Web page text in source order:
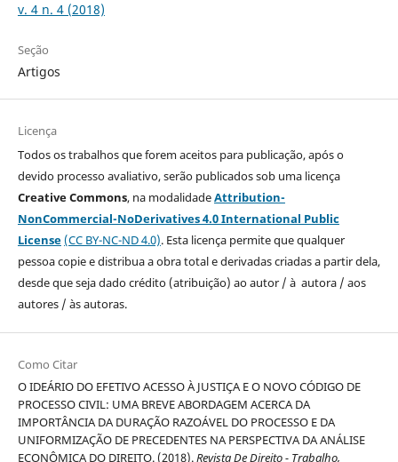
v. 4 n. 4 (2018)
Seção
Artigos
Licença
Todos os trabalhos que forem aceitos para publicação, após o
devido processo avaliativo, serão publicados sob uma licença
Creative Commons, na modalidadeAttribution-
NonCommercial-NoDerivatives 4.0 International Public
License(CC BY-NC-ND 4.0). Esta licença permite que qualquer
pessoa copie e distribua a obra total e derivadas criadas a partir dela,
desde que seja dado crédito (atribuição) ao autor / à autora / aos
autores / às autoras.
Como Citar
O IDEÁRIO DO EFETIVO ACESSO À JUSTIÇA E O NOVO CÓDIGO DE
PROCESSO CIVIL: UMA BREVE ABORDAGEM ACERCA DA
IMPORTÂNCIA DA DURAÇÃO RAZOÁVEL DO PROCESSO E DA
UNIFORMIZAÇÃO DE PRECEDENTES NA PERSPECTIVA DA ANÁLISE
ECONÔMICA DO DIREITO. (2018).Revista De Direito - Trabalho,